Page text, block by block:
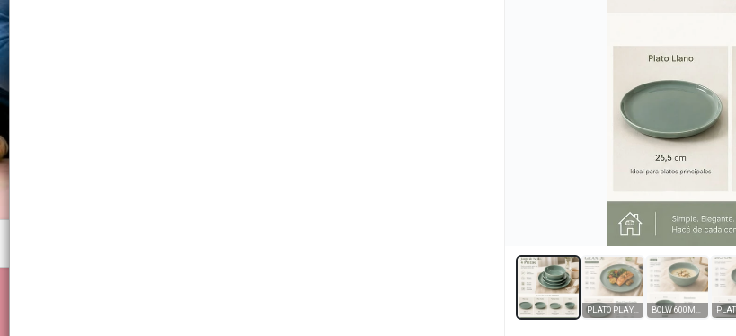
PLATO PLAYO 26CM # 378197 BOLW 600ML#378166